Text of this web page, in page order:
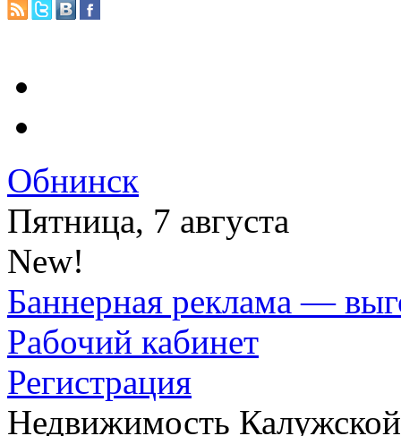
Обнинск
Пятница, 7 августа
New!
Баннерная реклама —
Рабочий кабинет
Регистрация
Недвижимость